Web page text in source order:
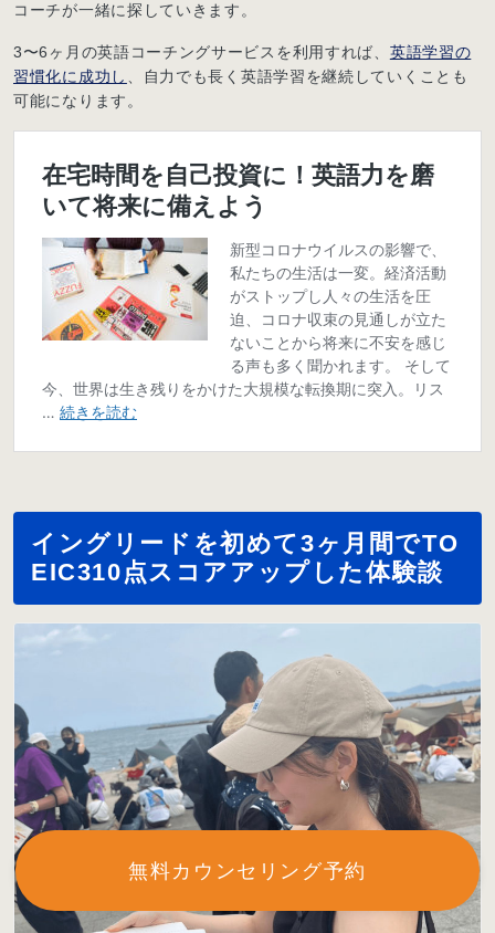
コーチが一緒に探していきます。
3〜6ヶ月の英語コーチングサービスを利用すれば、 英語学習の
習慣化に成功し 、自力でも長く英語学習を継続していくことも
可能になります。
イングリードを初めて3ヶ月間でTO
EIC310点スコアアップした体験談
無料カウンセリング予約